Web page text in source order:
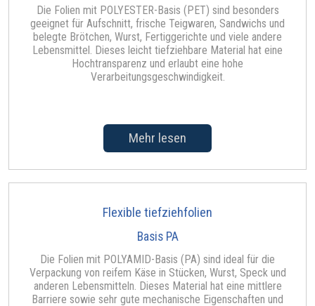
Die Folien mit POLYESTER-Basis (PET) sind besonders
geeignet für Aufschnitt, frische Teigwaren, Sandwichs und
belegte Brötchen, Wurst, Fertiggerichte und viele andere
Lebensmittel. Dieses leicht tiefziehbare Material hat eine
Hochtransparenz und erlaubt eine hohe
Verarbeitungsgeschwindigkeit.
Mehr lesen
Flexible tiefziehfolien
Basis PA
Die Folien mit POLYAMID-Basis (PA) sind ideal für die
Verpackung von reifem Käse in Stücken, Wurst, Speck und
anderen Lebensmitteln. Dieses Material hat eine mittlere
Barriere sowie sehr gute mechanische Eigenschaften und